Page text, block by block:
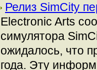
Релиз SimCity
Electronic Arts
симулятора
ожидалось, что
года. Эту